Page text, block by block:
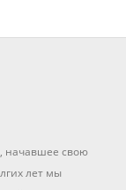
начавшее свою
лет мы